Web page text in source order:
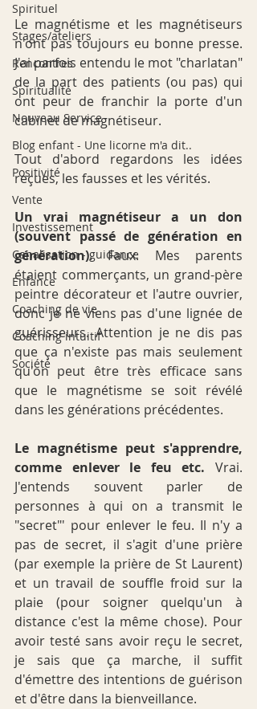
Spirituel
Stages/ateliers
Rencontres
Spiritualité
Nouveau Service
Blog enfant - Une licorne m'a dit..
Positivité
Vente
Investissement
Canalisation - guidance
Enfance
Coaching de vie
Coaching intuitif
Société
Le magnétisme et les magnétiseurs
n'ont pas toujours eu bonne presse.
J'ai parfois entendu le mot "charlatan"
de la part des patients (ou pas) qui
ont peur de franchir la porte d'un
cabinet de magnétiseur.
Tout d'abord regardons les idées
reçues, les fausses et les vérités.
Un vrai magnétiseur a un don
(souvent passé de génération en
génération). Faux. Mes parents
étaient commerçants, un grand-père
peintre décorateur et l'autre ouvrier,
donc je ne viens pas d'une lignée de
guérisseurs. Attention je ne dis pas
que ça n'existe pas mais seulement
qu'on peut être très efficace sans
que le magnétisme se soit révélé
dans les générations précédentes.
Le magnétisme peut s'apprendre,
comme enlever le feu etc. Vrai.
J'entends souvent parler de
personnes à qui on a transmit le
"secret"' pour enlever le feu. Il n'y a
pas de secret, il s'agit d'une prière
(par exemple la prière de St Laurent)
et un travail de souffle froid sur la
plaie (pour soigner quelqu'un à
distance c'est la même chose). Pour
avoir testé sans avoir reçu le secret,
je sais que ça marche, il suffit
d'émettre des intentions de guérison
et d'être dans la bienveillance.